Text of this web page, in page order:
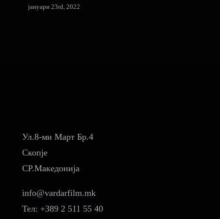
јануари 23rd, 2022
Ул.8-ми Март Бр.4
Скопје
СР.Македонија
info@vardarfilm.mk
Тел: +389 2 511 55 40